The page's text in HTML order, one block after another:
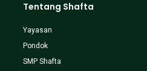
Tentang Shafta
Yayasan
Pondok
SMP Shafta